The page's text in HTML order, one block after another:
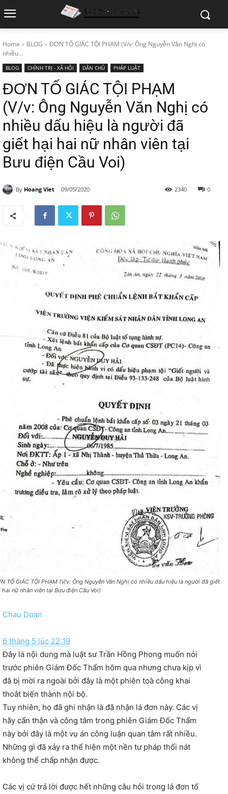
Home BLOG
ĐƠN TỐ GIÁC TỘI PHẠM (V/v: Ông Nguyễn Văn Nghị có
nhiều...
BLOG CHÍNH TRỊ - XÃ HỘI DÂN CHỦ PHÁP LUẬT
ĐƠN TỐ GIÁC TỘI PHẠM
(V/v: Ông Nguyễn Văn Nghị có
nhiều dấu hiệu là người đã
giết hại hai nữ nhân viên tại
Bưu điện Cầu Voi)
By Hoang Viet 09/05/2020 0
2340
TỐ GIÁC TỘI PHẠM (V/v: Ông Nguyễn Văn Nghị có nhiều dấu hiệu là người đã giết
hai nữ nhân viên tại Bưu điện Cầu Voi)
Chau Doan
6 tháng 5 lúc 22:19
Đây là nội dung mà luật sư Trần Hồng Phong muốn nói
trước phiên Giám Đốc Thẩm hôm qua nhưng chưa kịp vì
đã bị mời ra ngoài bởi đây là một phiên toà công khai
thoắt biến thành nội bộ.
Tuy nhiên, họ đã ghi nhận là đã nhận lá đơn này. Các vị
hãy cẩn thận và công tâm trong phiên Giám Đốc Thẩm
này bởi đây là một vụ án công luận quan tâm rất nhiều.
Những gì đã xảy ra thể hiện một nền tư pháp thối nát
không thể chấp nhận được.
Các vị cứ trả lời được hết những câu hỏi trong lá đơn tố